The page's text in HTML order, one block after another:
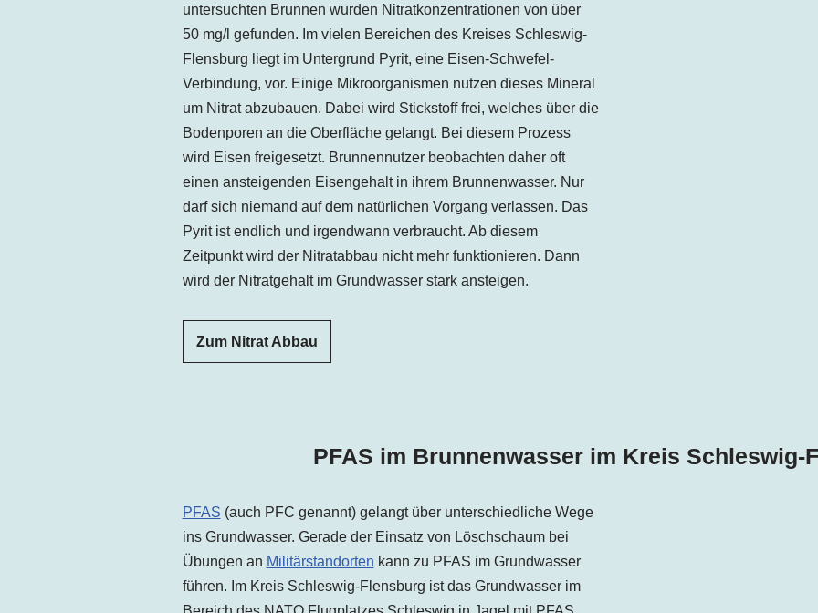
untersuchten Brunnen wurden Nitratkonzentrationen von über
50 mg/l gefunden. Im vielen Bereichen des Kreises Schleswig-
Flensburg liegt im Untergrund Pyrit, eine Eisen-Schwefel-
Verbindung, vor. Einige Mikroorganismen nutzen dieses Mineral
um Nitrat abzubauen. Dabei wird Stickstoff frei, welches über die
Bodenporen an die Oberfläche gelangt. Bei diesem Prozess
wird Eisen freigesetzt. Brunnennutzer beobachten daher oft
einen ansteigenden Eisengehalt in ihrem Brunnenwasser. Nur
darf sich niemand auf dem natürlichen Vorgang verlassen. Das
Pyrit ist endlich und irgendwann verbraucht. Ab diesem
Zeitpunkt wird der Nitratabbau nicht mehr funktionieren. Dann
wird der Nitratgehalt im Grundwasser stark ansteigen.
Zum Nitrat Abbau
PFAS im Brunnenwasser im Kreis Schleswig-
PFAS (auch PFC genannt) gelangt über unterschiedliche Wege
ins Grundwasser. Gerade der Einsatz von Löschschaum bei
Übungen an Militärstandorten kann zu PFAS im Grundwasser
führen. Im Kreis Schleswig-Flensburg ist das Grundwasser im